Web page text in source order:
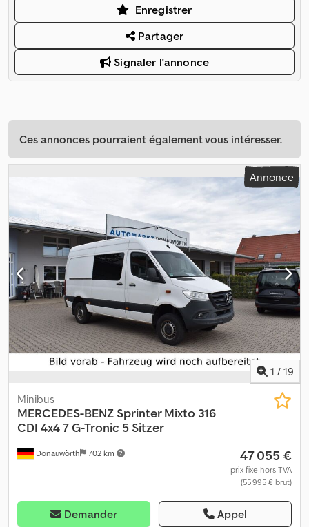
Enregistrer
Partager
Signaler l'annonce
Ces annonces pourraient également vous intéresser.
Annonce
1 / 19
Donauwörth 702 km
Minibus
MERCEDES-BENZ Sprinter Mixto 316
CDI 4x4 7 G-Tronic 5 Sitzer
47 055 €
prix fixe hors TVA
(55 995 € brut)
Demander Appel